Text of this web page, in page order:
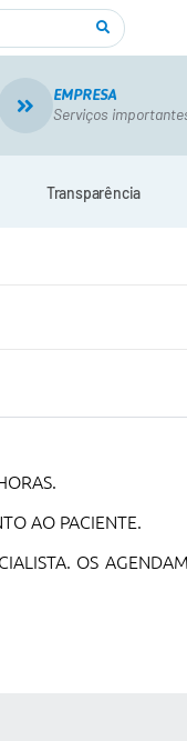
EMPRESA
Serviços
Transparência
AO PACIENTE.
OS